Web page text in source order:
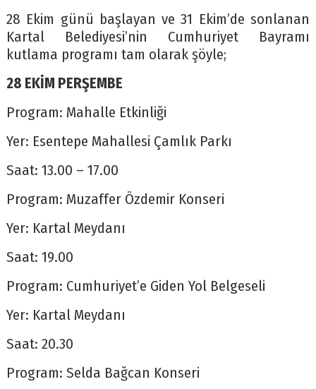
28 Ekim günü başlayan ve 31 Ekim’de sonlanan
Kartal Belediyesi’nin Cumhuriyet Bayramı
kutlama programı tam olarak şöyle;
28 EKİM PERŞEMBE
Program: Mahalle Etkinliği
Yer: Esentepe Mahallesi Çamlık Parkı
Saat: 13.00 – 17.00
Program: Muzaffer Özdemir Konseri
Yer: Kartal Meydanı
Saat: 19.00
Program: Cumhuriyet’e Giden Yol Belgeseli
Yer: Kartal Meydanı
Saat: 20.30
Program: Selda Bağcan Konseri